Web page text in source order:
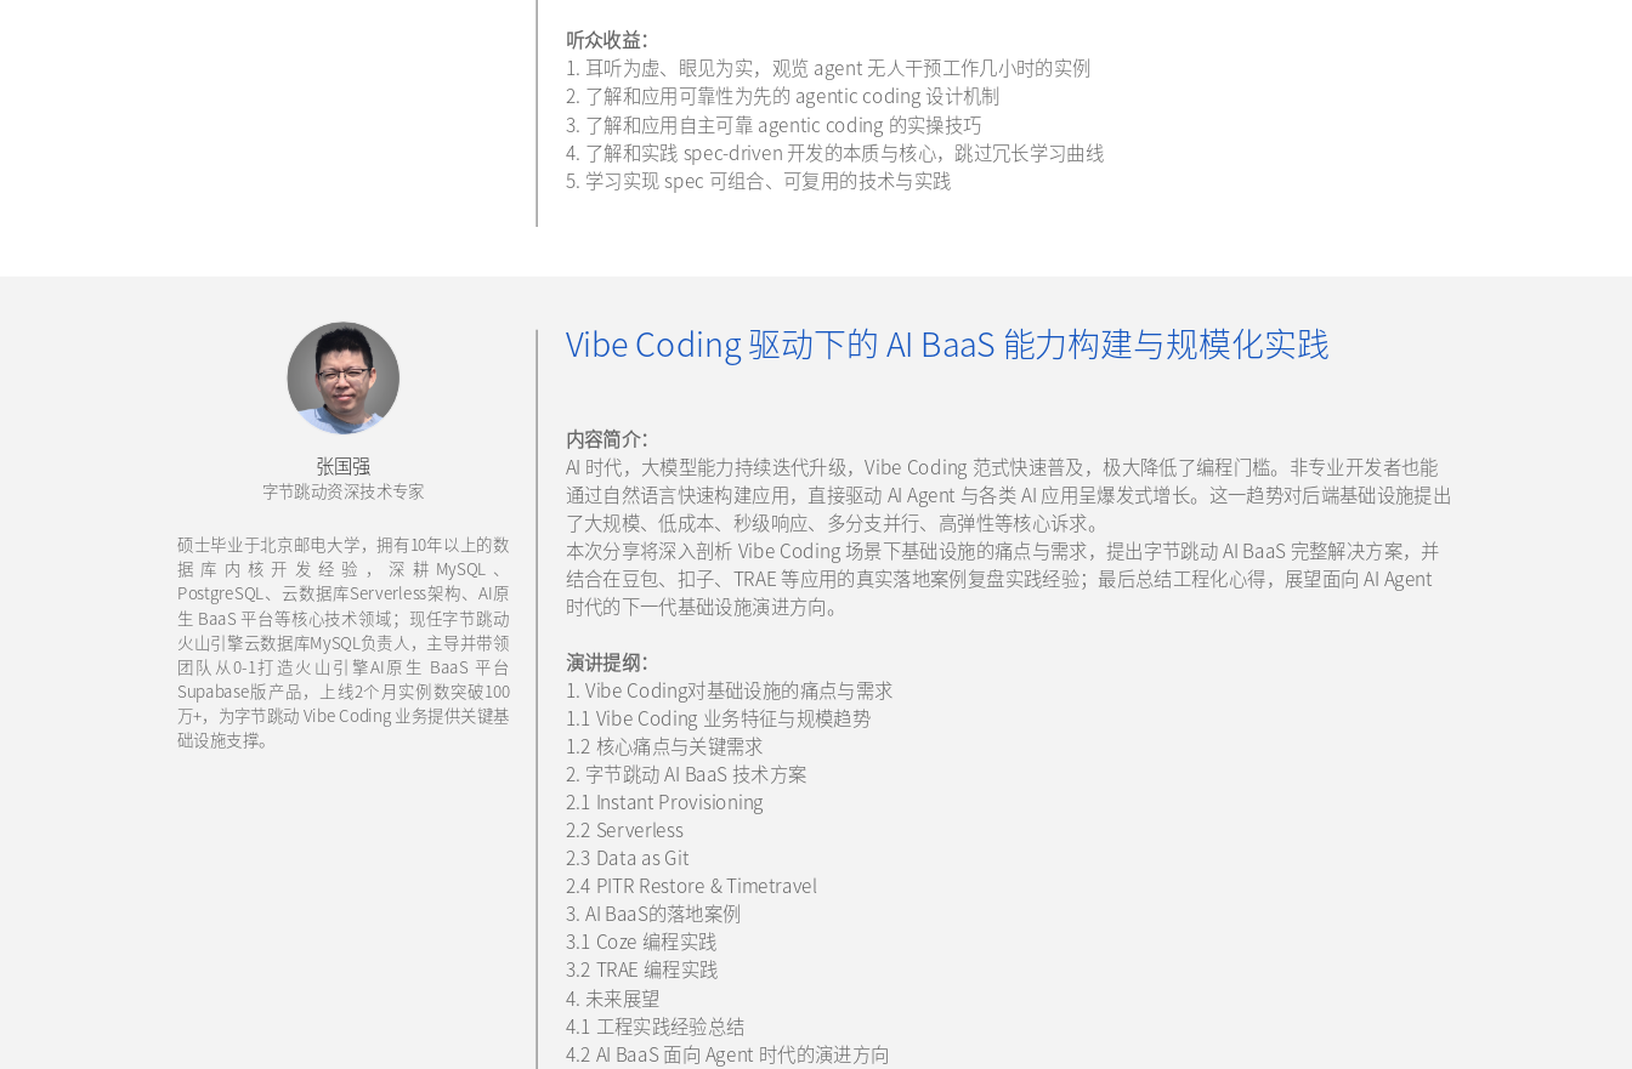
听众收益：
1. 耳听为虚、眼见为实，观览 agent 无人干预工作几小时的实例
2. 了解和应用可靠性为先的 agentic coding 设计机制
3. 了解和应用自主可靠 agentic coding 的实操技巧
4. 了解和实践 spec-driven 开发的本质与核心，跳过冗长学习曲线
5. 学习实现 spec 可组合、可复用的技术与实践
Vibe Coding 驱动下的 AI BaaS 能力构建与规模化实践
张国强
字节跳动资深技术专家
内容简介：
AI 时代，大模型能力持续迭代升级，Vibe Coding 范式快速普及，极大降低了编程门槛。非专业开发者也能
通过自然语言快速构建应用，直接驱动 AI Agent 与各类 AI 应用呈爆发式增长。这一趋势对后端基础设施提出
了大规模、低成本、秒级响应、多分支并行、高弹性等核心诉求。
本次分享将深入剖析 Vibe Coding 场景下基础设施的痛点与需求，提出字节跳动 AI BaaS 完整解决方案，并
结合在豆包、扣子、TRAE 等应用的真实落地案例复盘实践经验；最后总结工程化心得，展望面向 AI Agent
时代的下一代基础设施演进方向。
演讲提纲：
1. Vibe Coding对基础设施的痛点与需求
1.1 Vibe Coding 业务特征与规模趋势
1.2 核心痛点与关键需求
2. 字节跳动 AI BaaS 技术方案
2.1 Instant Provisioning
2.2 Serverless
2.3 Data as Git
2.4 PITR Restore & Timetravel
3. AI BaaS的落地案例
3.1 Coze 编程实践
3.2 TRAE 编程实践
4. 未来展望
4.1 工程实践经验总结
4.2 AI BaaS 面向 Agent 时代的演进方向
硕士毕业于北京邮电大学，拥有10年以上的数
据库内核开发经验，深耕MySQL、
PostgreSQL、云数据库Serverless架构、AI原
生 BaaS 平台等核心技术领域；现任字节跳动
火山引擎云数据库MySQL负责人，主导并带领
团队从0-1打造火山引擎AI原生 BaaS 平台
Supabase版产品，上线2个月实例数突破100
万+，为字节跳动 Vibe Coding 业务提供关键基
础设施支撑。